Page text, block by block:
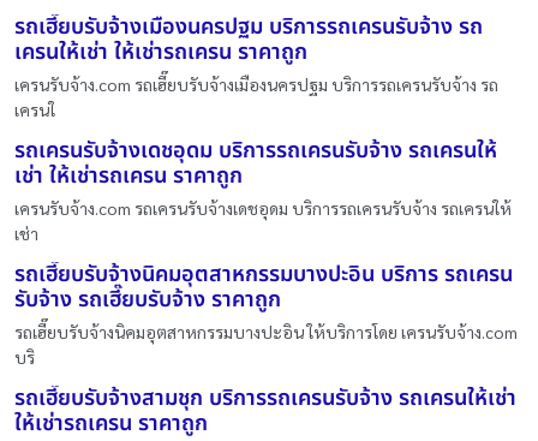
รถเฮี๊ยบรับจ้างเมืองนครปฐม บริการรถเครนรับจ้าง รถ
เครนให้เช่า ให้เช่ารถเครน ราคาถูก
เครนรับจ้าง.com รถเฮี๊ยบรับจ้างเมืองนครปฐม บริการรถเครนรับจ้าง รถ
เครนใ
รถเครนรับจ้างเดชอุดม บริการรถเครนรับจ้าง รถเครนให้
เช่า ให้เช่ารถเครน ราคาถูก
เครนรับจ้าง.com รถเครนรับจ้างเดชอุดม บริการรถเครนรับจ้าง รถเครนให้
เช่า
รถเฮี๊ยบรับจ้างนิคมอุตสาหกรรมบางปะอิน บริการ รถเครน
รับจ้าง รถเฮี๊ยบรับจ้าง ราคาถูก
รถเฮี๊ยบรับจ้างนิคมอุตสาหกรรมบางปะอิน ให้บริการโดย เครนรับจ้าง.com
บริ
รถเฮี๊ยบรับจ้างสามชุก บริการรถเครนรับจ้าง รถเครนให้เช่า
ให้เช่ารถเครน ราคาถูก